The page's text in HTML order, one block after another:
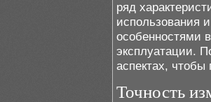
ряд
использования
особенностями
эксплуатации.
аспектах, чтобы
Точность